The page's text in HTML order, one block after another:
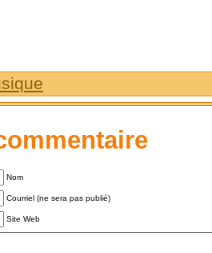
Nom
Courriel (ne sera pas publié)
Site Web